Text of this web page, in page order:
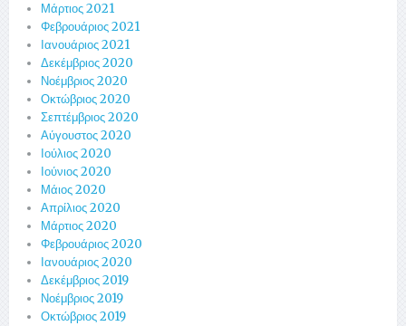
Μάρτιος 2021
Φεβρουάριος 2021
Ιανουάριος 2021
Δεκέμβριος 2020
Νοέμβριος 2020
Οκτώβριος 2020
Σεπτέμβριος 2020
Αύγουστος 2020
Ιούλιος 2020
Ιούνιος 2020
Μάιος 2020
Απρίλιος 2020
Μάρτιος 2020
Φεβρουάριος 2020
Ιανουάριος 2020
Δεκέμβριος 2019
Νοέμβριος 2019
Οκτώβριος 2019